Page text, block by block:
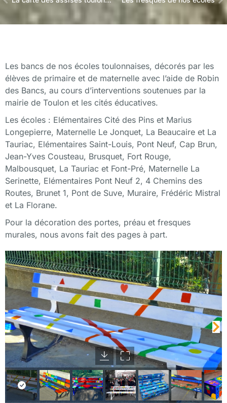
Les écoles : Elémentaires Cité des Pins et Marius
Longepierre, Maternelle Le Jonquet, La Beaucaire et La
Serinette, Elémentaires Pont Neuf 2, 4 Chemins des
Routes, Brunet 1, Pont de Suve, Muraire, Frédéric Mistral
et La Florane.
murales, nous avons fait des pages à part.
Cité des Pins